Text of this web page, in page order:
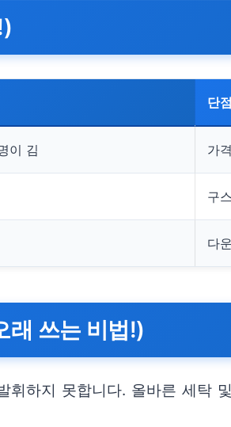
단점
이 김 가
구
다
래 쓰는 비법!)
하지 못합니다. 올바른 세탁